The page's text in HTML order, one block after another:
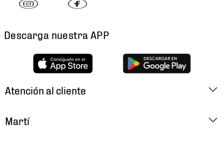
Descarga nuestra APP
Atención al cliente
Martí